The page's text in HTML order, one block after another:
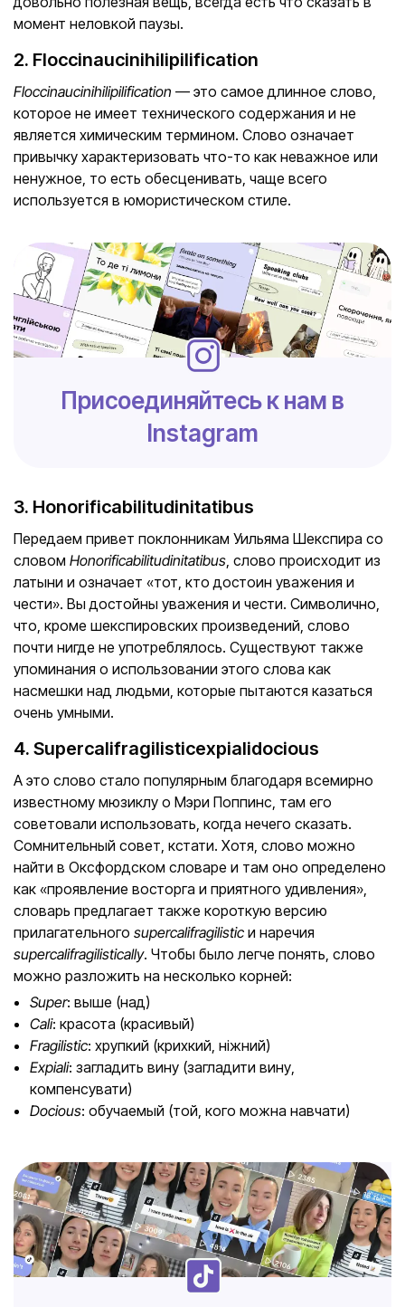
момент неловкой паузы.
2. Floccinaucinihilipilification
Floccinaucinihilipilification — это самое длинное слово,
которое не имеет технического содержания и не
является химическим термином. Слово означает
привычку характеризовать что-то как неважное или
ненужное, то есть обесценивать, чаще всего
используется в юмористическом стиле.
Присоединяйтесь к нам в
Instagram
3. Honorificabilitudinitatibus
Передаем привет поклонникам Уильяма Шекспира со
словом Honorificabilitudinitatibus, слово происходит из
латыни и означает «тот, кто достоин уважения и
чести». Вы достойны уважения и чести. Символично,
что, кроме шекспировских произведений, слово
почти нигде не употреблялось. Существуют также
упоминания о использовании этого слова как
насмешки над людьми, которые пытаются казаться
очень умными.
4. Supercalifragilisticexpialidocious
А это слово стало популярным благодаря всемирно
известному мюзиклу о Мэри Поппинс, там его
советовали использовать, когда нечего сказать.
Сомнительный совет, кстати. Хотя, слово можно
найти в Оксфордском словаре и там оно определено
как «проявление восторга и приятного удивления»,
словарь предлагает также короткую версию
прилагательного supercalifragilistic и наречия
supercalifragilistically. Чтобы было легче понять, слово
можно разложить на несколько корней:
Super: выше (над)
Cali: красота (красивый)
Fragilistic: хрупкий (крихкий, ніжний)
Expiali: загладить вину (загладити вину,
компенсувати)
Docious: обучаемый (той, кого можна навчати)